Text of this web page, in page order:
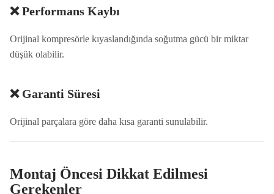
❌ Performans Kaybı
Orijinal kompresörle kıyaslandığında soğutma gücü bir miktar
düşük olabilir.
❌ Garanti Süresi
Orijinal parçalara göre daha kısa garanti sunulabilir.
Montaj Öncesi Dikkat Edilmesi
Gerekenler